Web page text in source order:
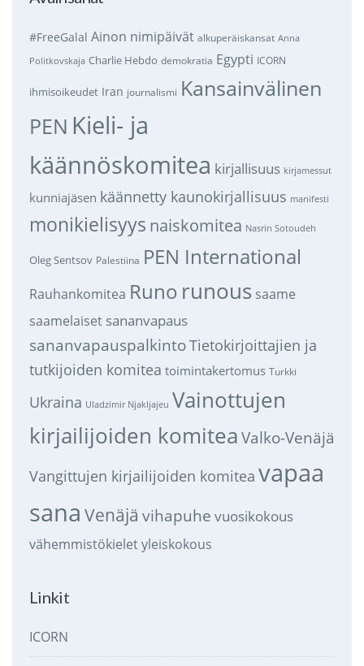
#FreeGalal Ainon nimipäivät alkuperäiskansat Anna
Politkovskaja Charlie Hebdo demokratia Egypti ICORN
ihmisoikeudet Iran journalismi Kansainvälinen
PEN Kieli- ja
käännöskomitea kirjallisuus kirjamessut
kunniajäsen käännetty kaunokirjallisuus manifesti
monikielisyys naiskomitea Nasrin Sotoudeh
Oleg Sentsov Palestiina PEN International
Rauhankomitea Runo runous saame
saamelaiset sananvapaus
sananvapauspalkintoTietokirjoittajien ja
tutkijoiden komitea toimintakertomus Turkki
Ukraina Uladzimir Njakljajeu Vainottujen
kirjailijoiden komitea Valko-Venäjä
Vangittujen kirjailijoiden komitea vapaa
sana Venäjä vihapuhe vuosikokous
vähemmistökieletyleiskokous
Linkit
ICORN